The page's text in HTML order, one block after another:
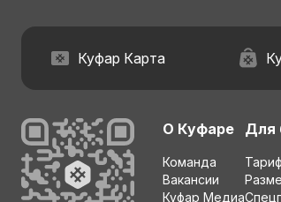
Куфар Карта
О Куфаре
Команда
Вакансии
Куфар Медиа
Для